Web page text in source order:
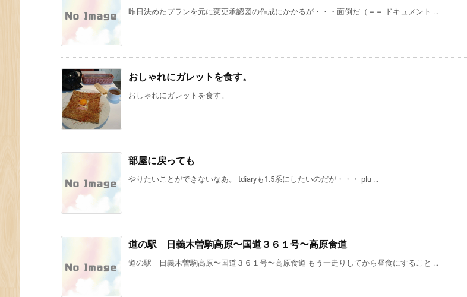
馬
渓〜
家
昨日決めたプランを元に変更承認図の作成にかかるが・・・面倒だ（＝＝ ドキュメント ...
おしゃれにガレットを食す。
おしゃれにガレットを食す。
部屋に戻っても
やりたいことができないなあ。 tdiaryも1.5系にしたいのだが・・・ plu ...
道の駅 日義木曽駒高原〜国道３６１号〜高原食道
道の駅 日義木曽駒高原〜国道３６１号〜高原食道 もう一走りしてから昼食にすること ...